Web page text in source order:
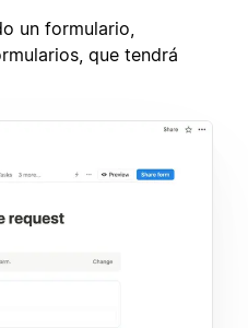
un formulario,
que tendrá